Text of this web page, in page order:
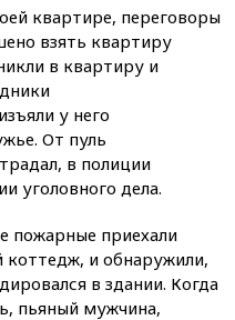
квартире, переговоры
взять квартиру
в квартиру и
у него
От пуль
в полиции
уголовного дела.
пожарные приехали
и обнаружили,
в здании. Когда
пьяный мужчина,